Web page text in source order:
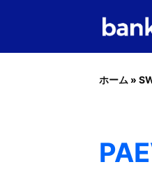
ホーム »